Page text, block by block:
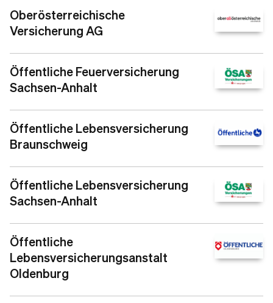
Oberösterreichische
Versicherung AG
Öffentliche Feuerversicherung
Sachsen-Anhalt
Öffentliche Lebensversicherung
Braunschweig
Öffentliche Lebensversicherung
Sachsen-Anhalt
Öffentliche
Lebensversicherungsanstalt
Oldenburg